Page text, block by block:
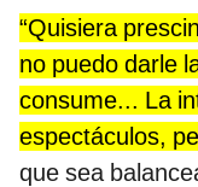
“Quisiera
no puedo darle
consume... La
espectáculos,
que sea